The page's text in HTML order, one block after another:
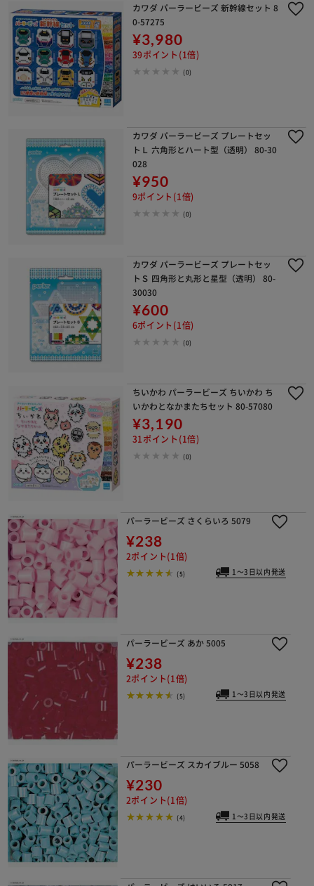
カワダ パーラービーズ 新幹線セット 8
0-57275
¥3,980
39ポイント(1倍)
(0)
カワダ パーラービーズ プレートセッ
トＬ 六角形とハート型（透明） 80-30
028
¥950
9ポイント(1倍)
(0)
カワダ パーラービーズ プレートセッ
トＳ 四角形と丸形と星型（透明） 80-
30030
¥600
6ポイント(1倍)
(0)
ちいかわ パーラービーズ ちいかわ ち
いかわとなかまたちセット 80-57080
¥3,190
31ポイント(1倍)
(0)
パーラービーズ さくらいろ 5079
¥238
2ポイント(1倍)
(5) 1～3日以内発送
パーラービーズ あか 5005
¥238
2ポイント(1倍)
(5) 1～3日以内発送
パーラービーズ スカイブルー 5058
¥230
2ポイント(1倍)
(4) 1～3日以内発送